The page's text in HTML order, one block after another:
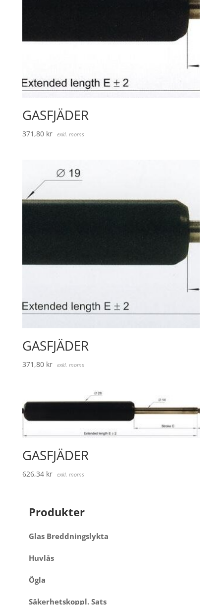
GASFJÄDER
371,80 kr exkl. moms
GASFJÄDER
371,80 kr exkl. moms
GASFJÄDER
626,34 kr exkl. moms
Produkter
Glas Breddningslykta
Huvlås
Ögla
Säkerhetskoppl. Sats